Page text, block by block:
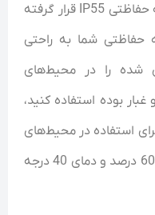
طراحی و تولید شده‌اند بر روی درجه حفاظتی IP55 قرار گرفته
حفاظتی شما به راحتی
شده را در محیط‌های
بوده استفاده کنید،
برای استفاده در محیط‌های
گرمسیر مناسب است. (رطوبت هوا 60 درصد و دمای 40 درجه